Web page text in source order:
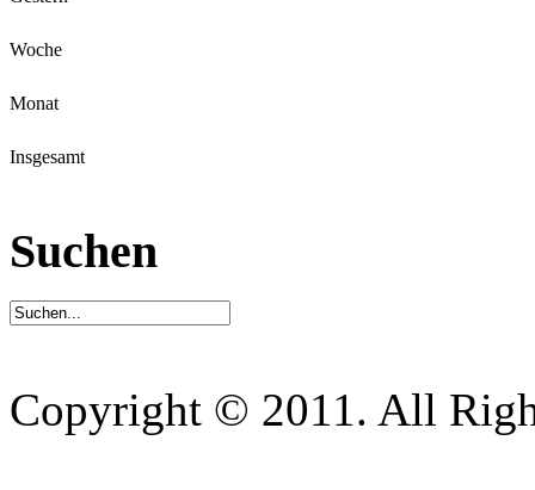
Woche
Monat
Insgesamt
Suchen
Copyright © 2011. All